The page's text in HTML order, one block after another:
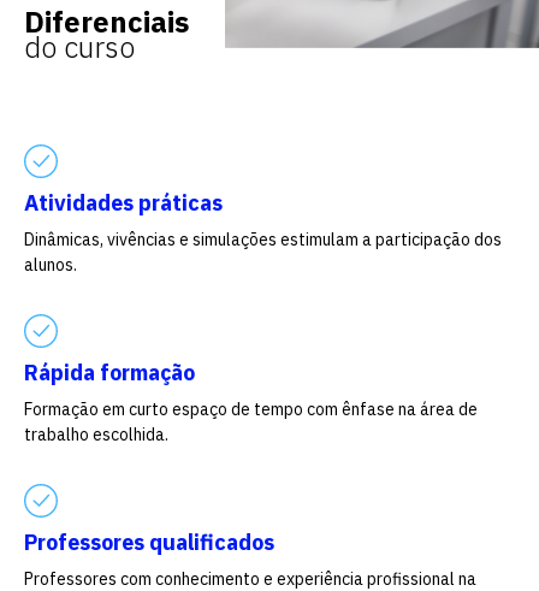
Diferenciais
do curso
Atividades práticas
Dinâmicas, vivências e simulações estimulam a participação dos
alunos.
Rápida formação
Formação em curto espaço de tempo com ênfase na área de
trabalho escolhida.
Professores qualificados
Professores com conhecimento e experiência profissional na
Escolha a vaga que você
quer concorrer:
vagas a partir do 2º ano de curso